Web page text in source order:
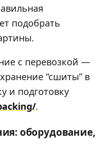
подобрать
с перевозкой —
“сшиты” в
и подготовку
.
оборудование,